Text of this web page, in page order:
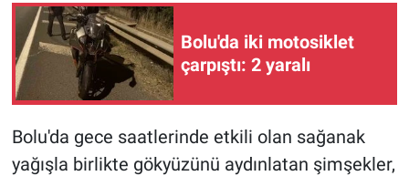
Bolu'da iki motosiklet
çarpıştı: 2 yaralı
Bolu'da gece saatlerinde etkili olan sağanak
yağışla birlikte gökyüzünü aydınlatan şimşekler,